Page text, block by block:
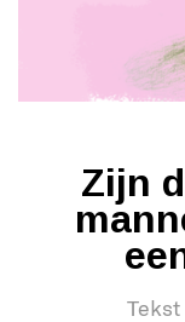
Zijn
Tekst